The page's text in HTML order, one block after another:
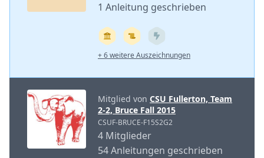
1 Anleitung geschrieben
+ 6 weitere Auszeichnungen
Mitglied von CSU Fullerton, Team
2-2, Bruce Fall 2015
CSUF-BRUCE-F15S2G2
4 Mitglieder
54 Anleitungen geschrieben